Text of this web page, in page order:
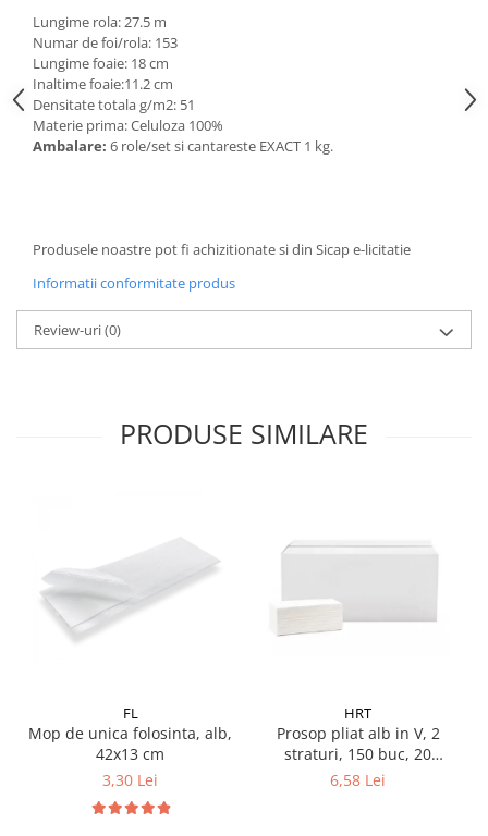
Odorizante textile
Odorizante baie
Odorizante Camera
Odorizante Speciale
PACHETE PROMO
Animale de companie
Articole de bucatarie si catering
Folii si ambalaje
Pahare de unica folosinta
Tacamuri de unica folosinta
Dispensere folie
Dispensere hartie
Dispensere sapun
HARTIE
Pamatuf praf
Pompa apa masina de carotat
Pulverizatoare
Sisteme mopuri preimpregnate
Sistem unica folosinta
Uscatoare maini
Lungime rola: 27.5 m
Numar de foi/rola: 153
Lungime foaie: 18 cm
Inaltime foaie:11.2 cm
Densitate totala g/m2: 51
Materie prima: Celuloza 100%
Ambalare: 6 role/set si cantareste EXACT 1 kg.
Produsele noastre pot fi achizitionate si din Sicap e-licitatie
Informatii conformitate produs
Review-uri(0)
PRODUSE SIMILARE
FL
Mop de unica folosinta, alb,
42x13 cm
3,30 Lei
HRT
Prosop pliat alb in V, 2
straturi, 150 buc, 20
pachete/ bax
6,58 Lei